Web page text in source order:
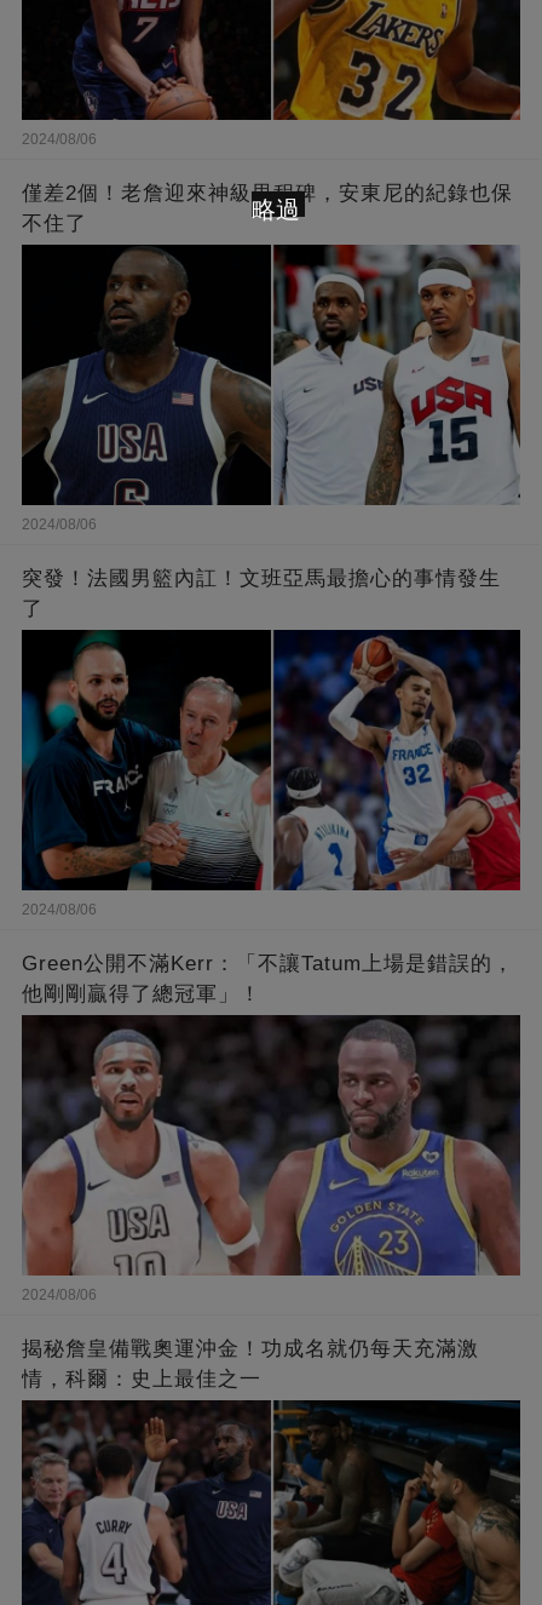
2024/08/06
僅差2個！老詹迎來神級里程碑，安東尼的紀錄也保
不住了
2024/08/06
突發！法國男籃內訌！文班亞馬最擔心的事情發生
了
2024/08/06
Green公開不滿Kerr：「不讓Tatum上場是錯誤的，
他剛剛贏得了總冠軍」！
2024/08/06
揭秘詹皇備戰奧運沖金！功成名就仍每天充滿激
情，科爾：史上最佳之一
略過